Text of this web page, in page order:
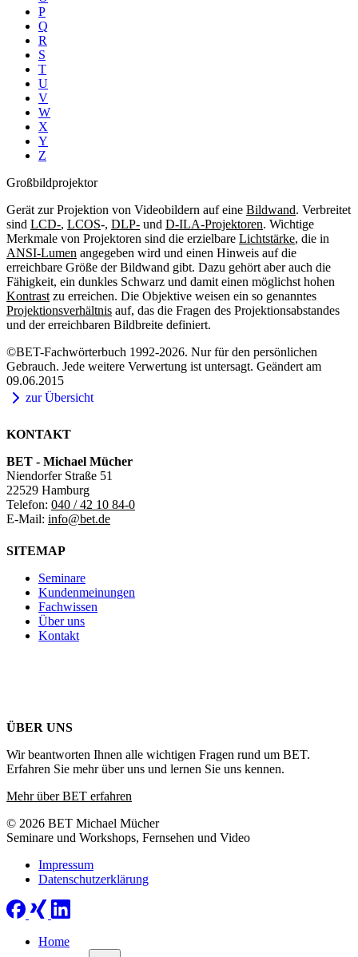
P
Q
R
S
T
U
V
W
X
Y
Z
Großbildprojektor
Gerät zur Projektion von Videobildern auf eine Bildwand. Verbreitet
sind LCD-, LCOS-, DLP- und D-ILA-Projektoren. Wichtige
Merkmale von Projektoren sind die erzielbare Lichtstärke, die in
ANSI-Lumen angegeben wird und einen Hinweis auf die
erreichbare Größe der Bildwand gibt. Dazu gehört aber auch die
Fähigkeit, ein dunkles Schwarz und damit einen möglichst hohen
Kontrast zu erreichen. Die Objektive weisen ein so genanntes
Projektionsverhältnis auf, das die Fragen des Projektionsabstandes
und der erreichbaren Bildbreite definiert.
©BET-Fachwörterbuch 1992-2026. Nur für den persönlichen
Gebrauch. Jede weitere Verwertung ist untersagt. Geändert am
09.06.2015
zur Übersicht
KONTAKT
BET - Michael Mücher
Niendorfer Straße 51
22529 Hamburg
Telefon: 040 / 42 10 84-0
E-Mail: info@bet.de
SITEMAP
Seminare
Kundenmeinungen
Fachwissen
Über uns
Kontakt
ÜBER UNS
Wir beantworten Ihnen alle wichtigen Fragen rund um BET.
Erfahren Sie mehr über uns und lernen Sie uns kennen.
Mehr über BET erfahren
© 2026 BET Michael Mücher
Seminare und Workshops, Fernsehen und Video
Impressum
Datenschutzerklärung
Home